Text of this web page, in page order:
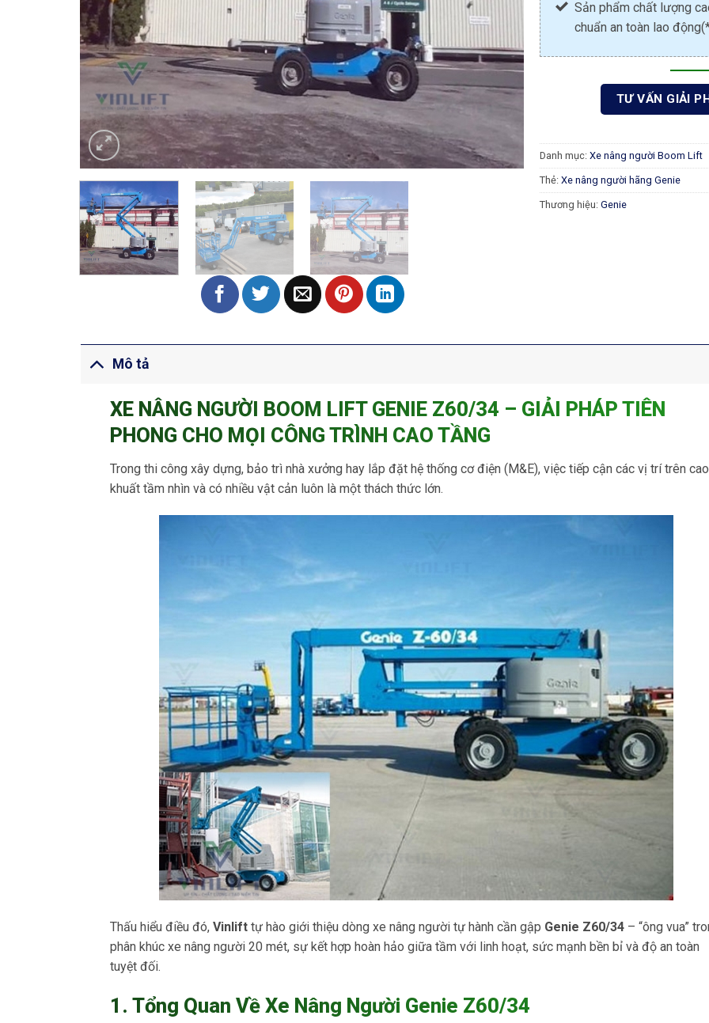
Sản phẩm chất lượng
chuẩn an toàn lao
TƯ VẤN GIẢI
Danh mục: Xe nâng người Boom Lift
Thẻ: Xe nâng người hãng Genie
Thương hiệu: Genie
Mô tả
XE NÂNG NGƯỜI BOOM LIFT GENIE Z60/34 – GIẢI PHÁP TIÊN
PHONG CHO MỌI CÔNG TRÌNH CAO TẦNG
Trong thi công xây dựng, bảo trì nhà xưởng hay lắp đặt hệ thống cơ điện (M&E), việc tiếp cận các vị trí trên
khuất tầm nhìn và có nhiều vật cản luôn là một thách thức lớn.
Thấu hiểu điều đó, Vinlifttự hào giới thiệu dòng xe nâng người tự hành cần gập Genie Z60/34– “ông vua”
phân khúc xe nâng người 20 mét, sự kết hợp hoàn hảo giữa tầm với linh hoạt, sức mạnh bền bỉ và độ an toàn
tuyệt đối.
1. Tổng Quan Về Xe Nâng Người Genie Z60/34